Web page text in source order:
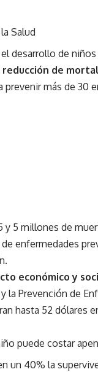
Salud
desarrollo de
de
prevenir más de 30
y 5 millones de
enfermedades
económico y
la Prevención de
hasta 52 dólares
puede costar
un 40% la